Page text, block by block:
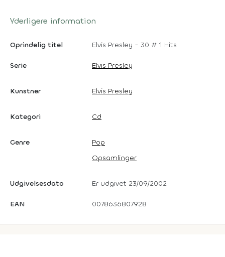
Yderligere information
Oprindelig titel Elvis Presley - 30 # 1 Hits
Serie Elvis Presley
Kunstner Elvis Presley
Kategori Cd
Genre
Pop
Opsamlinger
Udgivelsesdato Er udgivet 23/09/2002
EAN 0078636807928